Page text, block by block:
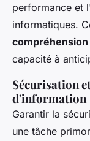
performance et
informatiques.
capacité à
Sécurisation
d'information
Garantir la
une tâche